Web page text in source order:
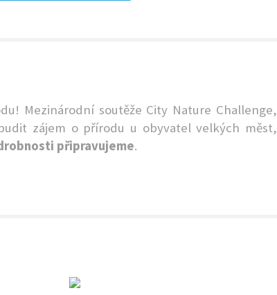
Mezinárodní soutěže City Nature Challenge,
zájem o přírodu u obyvatel velkých měst,
připravujeme.